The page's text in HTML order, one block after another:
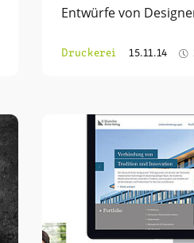
Entwürfe von
Druckerei 15.11.14